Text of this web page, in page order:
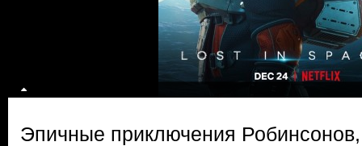
Эпичные приключения Робинсонов,